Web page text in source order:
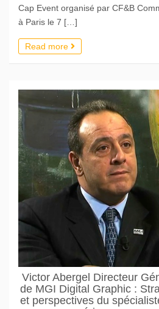
Cap Event organisé par CF&B
à Paris le 7 […]
Read more
Victor Abergel Directeur
de MGI Digital Graphic :
et perspectives du